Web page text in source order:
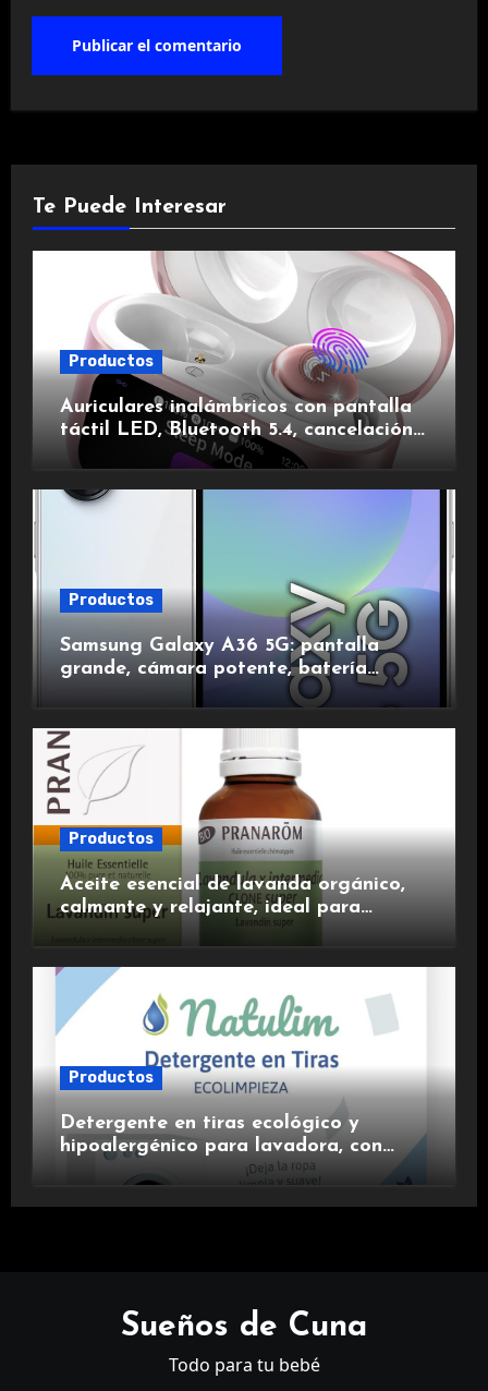
Te Puede Interesar
Productos
Auriculares inalámbricos con pantalla
táctil LED, Bluetooth 5.4, cancelación
de ruido, impermeables y de larga
duración.
Productos
Samsung Galaxy A36 5G: pantalla
grande, cámara potente, batería
duradera y carga rápida para una
experiencia premium.
Productos
Aceite esencial de lavanda orgánico,
calmante y relajante, ideal para
Productos
Detergente en tiras ecológico y
hipoalergénico para lavadora, con
suavizante incluido y fragancia de
Sueños de Cuna
Todo para tu bebé